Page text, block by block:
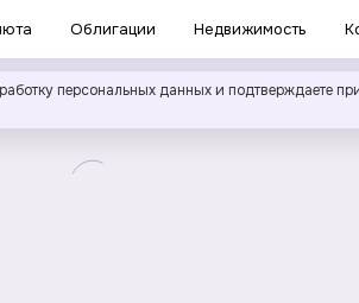
Облигации Недвижимость
персональных данных и подтверждаете